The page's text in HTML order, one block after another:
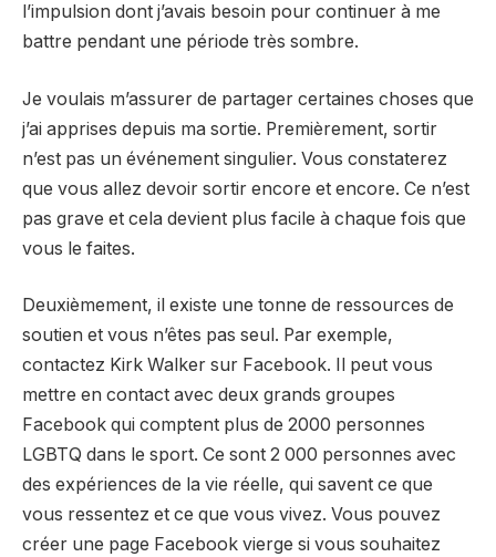
l’impulsion dont j’avais besoin pour continuer à me
battre pendant une période très sombre.
Je voulais m’assurer de partager certaines choses que
j’ai apprises depuis ma sortie. Premièrement, sortir
n’est pas un événement singulier. Vous constaterez
que vous allez devoir sortir encore et encore. Ce n’est
pas grave et cela devient plus facile à chaque fois que
vous le faites.
Deuxièmement, il existe une tonne de ressources de
soutien et vous n’êtes pas seul. Par exemple,
contactez Kirk Walker sur Facebook. Il peut vous
mettre en contact avec deux grands groupes
Facebook qui comptent plus de 2000 personnes
LGBTQ dans le sport. Ce sont 2 000 personnes avec
des expériences de la vie réelle, qui savent ce que
vous ressentez et ce que vous vivez. Vous pouvez
créer une page Facebook vierge si vous souhaitez